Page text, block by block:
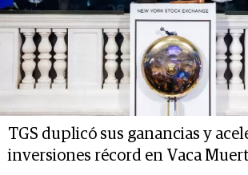
TGS duplicó sus ganancias y
inversiones récord en Vaca